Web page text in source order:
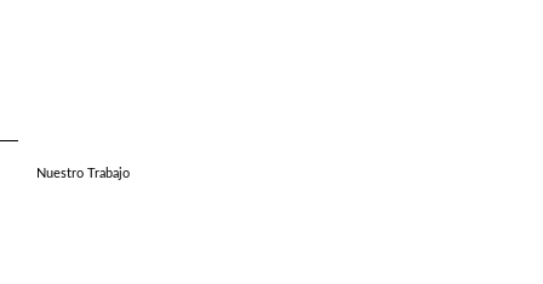
Nuestro Trabajo